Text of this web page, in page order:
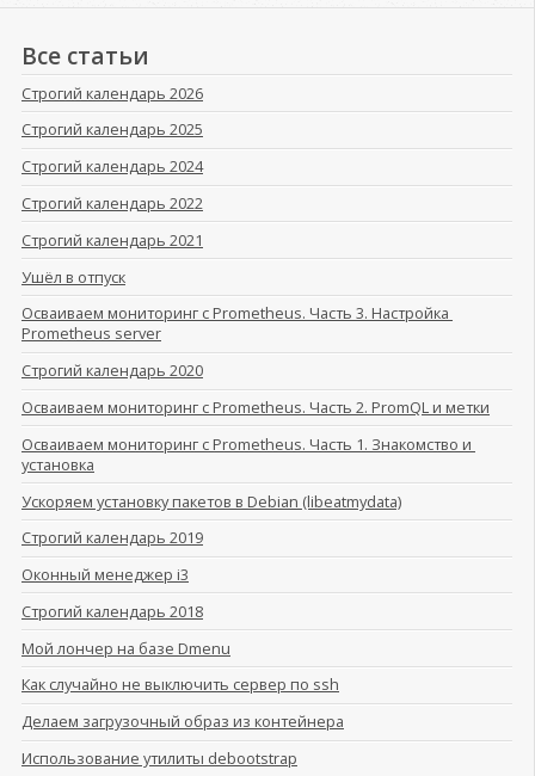
Все статьи
Строгий календарь 2026
Строгий календарь 2025
Строгий календарь 2024
Строгий календарь 2022
Строгий календарь 2021
Ушёл в отпуск
Осваиваем мониторинг с Prometheus. Часть 3. Настройка
Prometheus server
Строгий календарь 2020
Осваиваем мониторинг с Prometheus. Часть 2. PromQL и метки
Осваиваем мониторинг с Prometheus. Часть 1. Знакомство и
установка
Ускоряем установку пакетов в Debian (libeatmydata)
Строгий календарь 2019
Оконный менеджер i3
Строгий календарь 2018
Мой лончер на базе Dmenu
Как случайно не выключить сервер по ssh
Делаем загрузочный образ из контейнера
Использование утилиты debootstrap